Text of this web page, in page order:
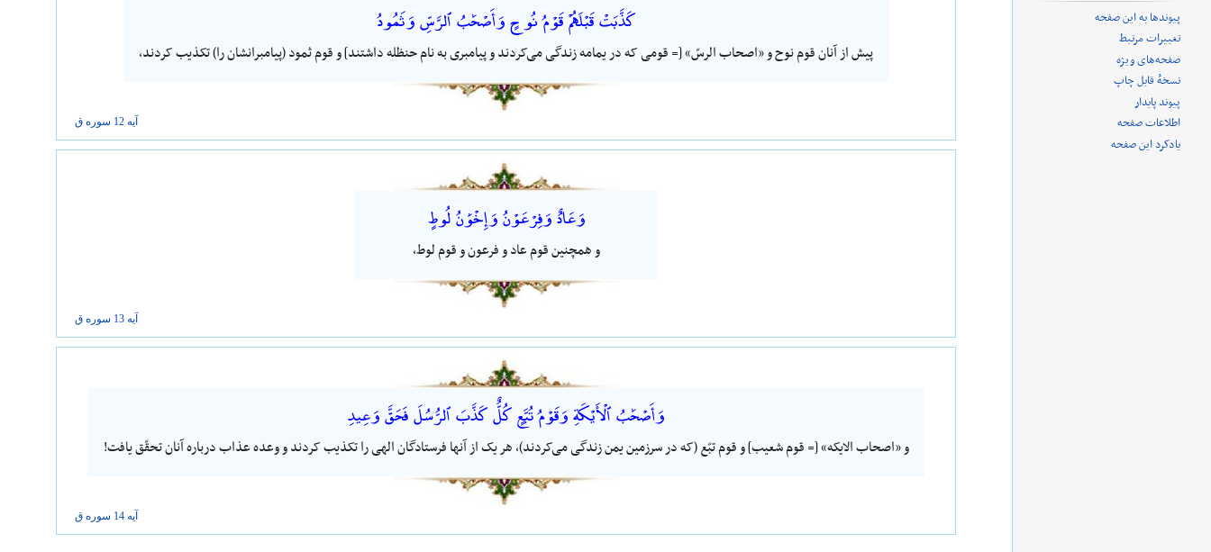
كَذَّبَتْ قَبْلَهُمْ قَوْمُ نُوحٍ وَأَصْحَٰبُ ٱلرَّسِّ وَثَمُودُ
پیش از آنان قوم نوح و «اصحاب الرسّ» [= قومی که در یمامه زندگی می‌کردند و پیامبری به نام حنظله داشتند] و قوم ثمود (پیامبرانشان را) تکذیب کردند،
آیه 12 سوره ق
وَعَادٌ وَفِرْعَوْنُ وَإِخْوَٰنُ لُوطٍ
و همچنین قوم عاد و فرعون و قوم لوط،
آیه 13 سوره ق
وَأَصْحَٰبُ ٱلْأَيْكَةِ وَقَوْمُ تُبَّعٍ كُلٌّ كَذَّبَ ٱلرُّسُلَ فَحَقَّ وَعِيدِ
و «اصحاب الایکه» [= قوم شعیب‌] و قوم تبّع (که در سرزمین یمن زندگی می‌کردند)، هر یک از آنها فرستادگان الهی را تکذیب کردند و وعده عذاب درباره آنان تحقّق یافت!
آیه 14 سوره ق
پیوندها به این صفحه
تغییرات مرتبط
صفحه‌های ویژه
نسخهٔ قابل چاپ
پیوند پایدار
اطلاعات صفحه
یادکرد این صفحه